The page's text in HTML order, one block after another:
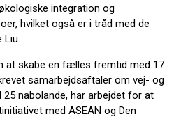
integration og
hvilket også er i tråd med de
Liu.
at skabe en fælles fremtid med 17
samarbejdsaftaler om vej- og
nabolande, har arbejdet for at
med ASEAN og Den